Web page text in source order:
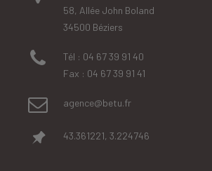
58, Allée John Boland
34500 Béziers
Tél : 04 67 39 91 40
Fax : 04 67 39 91 41
agence@betu.fr
43.361221, 3.224746